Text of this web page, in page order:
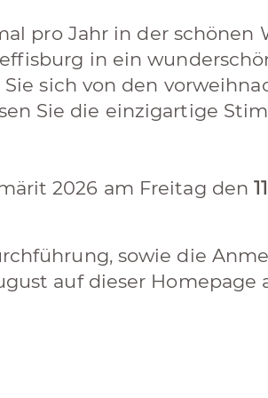
pro Jahr in der schönen
in ein
sich von den
Sie die einzigartige
2026 am Freitag den
sowie die
auf dieser Homepage